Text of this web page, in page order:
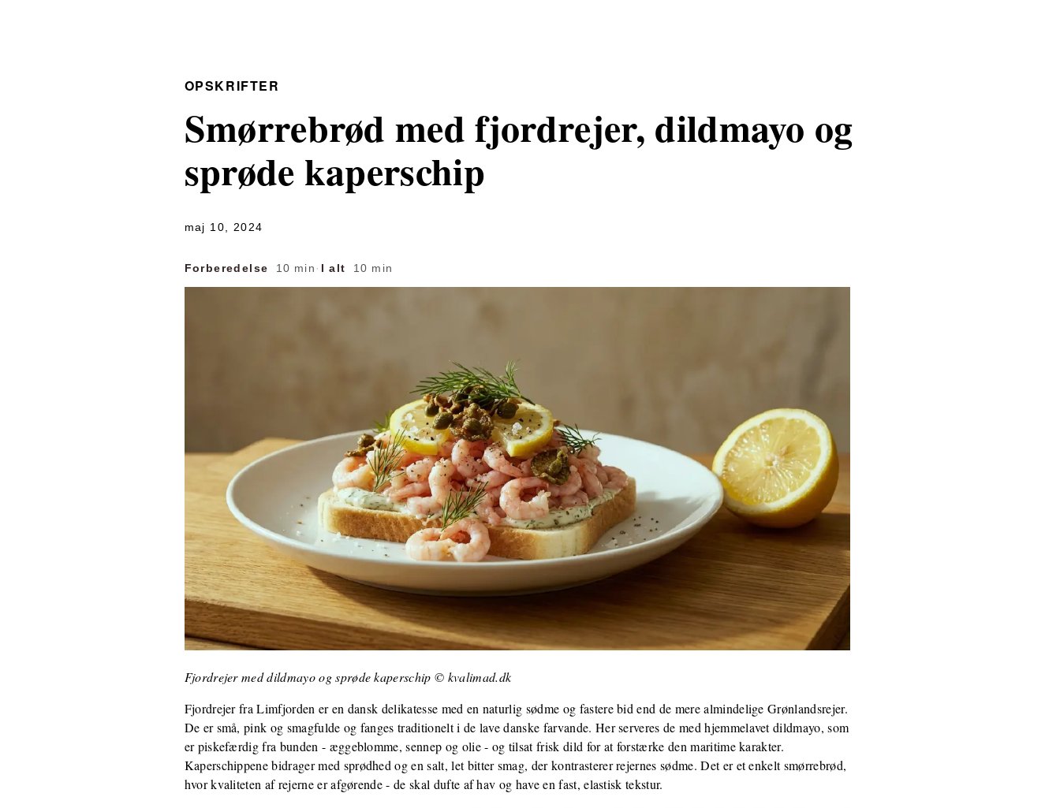
OPSKRIFTER
Smørrebrød med fjordrejer, dildmayo og
sprøde kaperschip
maj 10, 2024
Forberedelse 10 min · I alt 10 min
Fjordrejer med dildmayo og sprøde kaperschip © kvalimad.dk
Fjordrejer fra Limfjorden er en dansk delikatesse med en naturlig sødme og fastere bid end de mere almindelige Grønlandsrejer.
De er små, pink og smagfulde og fanges traditionelt i de lave danske farvande. Her serveres de med hjemmelavet dildmayo, som
er piskefærdig fra bunden - æggeblomme, sennep og olie - og tilsat frisk dild for at forstærke den maritime karakter.
Kaperschippene bidrager med sprødhed og en salt, let bitter smag, der kontrasterer rejernes sødme. Det er et enkelt smørrebrød,
hvor kvaliteten af rejerne er afgørende - de skal dufte af hav og have en fast, elastisk tekstur.